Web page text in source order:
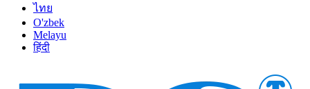
ไทย
O'zbek
Melayu
हिंदी